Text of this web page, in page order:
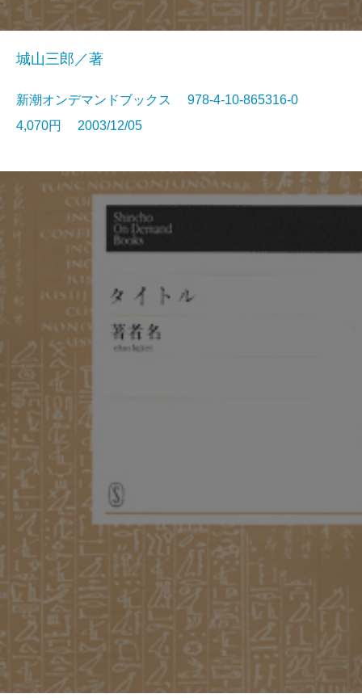
城山三郎／著
新潮オンデマンドブックス 978-4-10-865316-0
4,070円 2003/12/05